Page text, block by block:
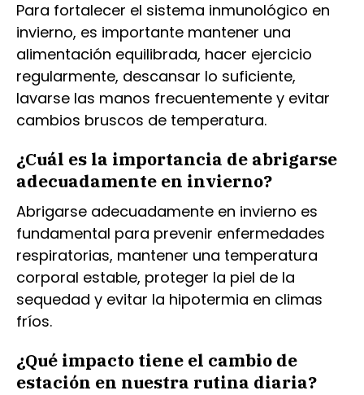
Para fortalecer el sistema inmunológico en
invierno, es importante mantener una
alimentación equilibrada, hacer ejercicio
regularmente, descansar lo suficiente,
lavarse las manos frecuentemente y evitar
cambios bruscos de temperatura.
¿Cuál es la importancia de abrigarse
adecuadamente en invierno?
Abrigarse adecuadamente en invierno es
fundamental para prevenir enfermedades
respiratorias, mantener una temperatura
corporal estable, proteger la piel de la
sequedad y evitar la hipotermia en climas
fríos.
¿Qué impacto tiene el cambio de
estación en nuestra rutina diaria?